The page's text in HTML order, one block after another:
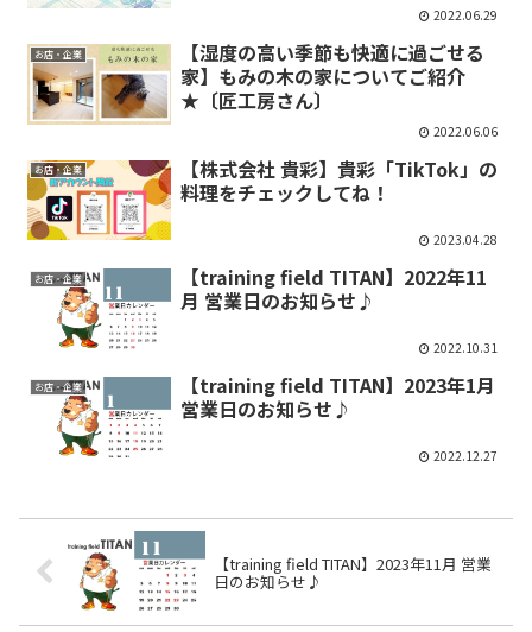
2022.06.29
お店・企業
【湿度の高い季節も快適に過ごせる
家】もみの木の家についてご紹介
★〔匠工房さん〕
2022.06.06
お店・企業
【株式会社 貴彩】貴彩「TikTok」の
料理をチェックしてね！
2023.04.28
お店・企業
【training field TITAN】2022年11
月 営業日のお知らせ♪
2022.10.31
お店・企業
【training field TITAN】2023年1月
営業日のお知らせ♪
2022.12.27
【training field TITAN】2023年11月 営業
日のお知らせ♪